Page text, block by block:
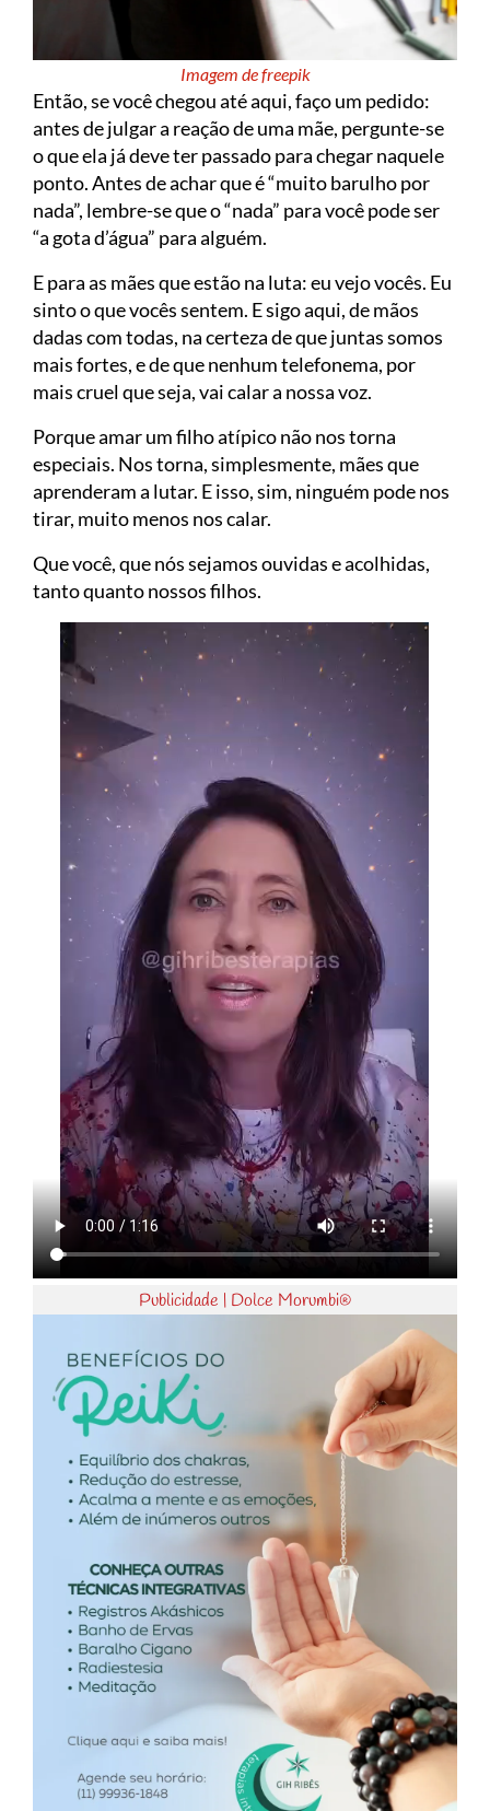
Imagem de freepik
Então, se você chegou até aqui, faço um pedido:
antes de julgar a reação de uma mãe, pergunte-se
o que ela já deve ter passado para chegar naquele
ponto. Antes de achar que é “muito barulho por
nada”, lembre-se que o “nada” para você pode ser
“a gota d’água” para alguém.
E para as mães que estão na luta: eu vejo vocês. Eu
sinto o que vocês sentem. E sigo aqui, de mãos
dadas com todas, na certeza de que juntas somos
mais fortes, e de que nenhum telefonema, por
mais cruel que seja, vai calar a nossa voz.
Porque amar um filho atípico não nos torna
especiais. Nos torna, simplesmente, mães que
aprenderam a lutar. E isso, sim, ninguém pode nos
tirar, muito menos nos calar.
Que você, que nós sejamos ouvidas e acolhidas,
tanto quanto nossos filhos.
Publicidade | Dolce Morumbi®